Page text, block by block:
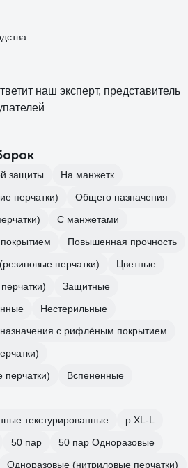
наш эксперт, представитель
защиты
На манжетк
перчатки)
Общего назначения
С манжетами
Повышенная прочность
перчатки)
Цветные
Защитные
Нестерильные
с рифлёным покрытием
Вспененные
текстурированные
р.XL-L
50 пар
50 пар Одноразовые
Одноразовые (нитриловые перчатки)